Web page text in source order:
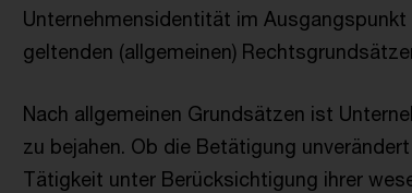
Unternehmensidentität im
geltenden (allgemeinen)
Nach allgemeinen Grundsätzen ist
zu bejahen. Ob die Betätigung
Tätigkeit unter Berücksichtigung ihrer